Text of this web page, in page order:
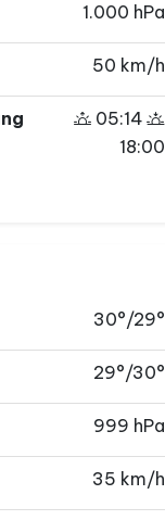
1.000 hPa
50 km/h
05:14
18:00
30°/29°
29°/30°
999 hPa
35 km/h